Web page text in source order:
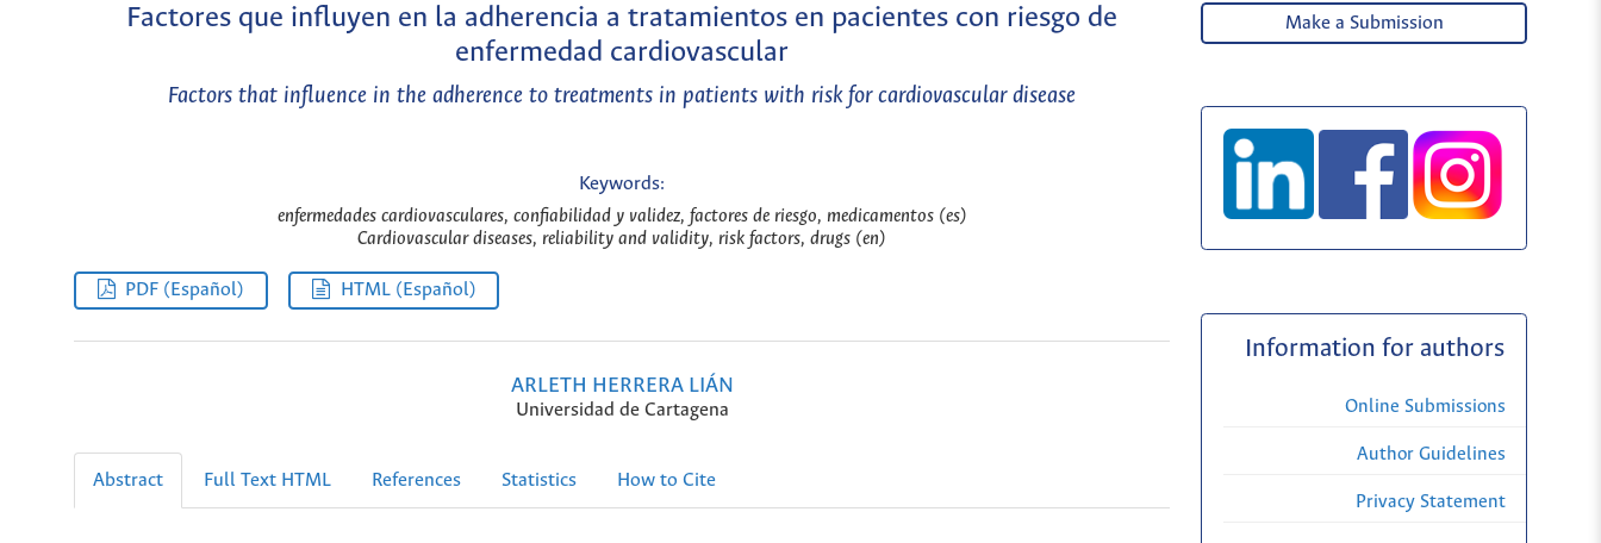
Factores que influyen en la adherencia a tratamientos en pacientes con riesgo de
enfermedad cardiovascular
Factors that influence in the adherence to treatments in patients with risk for cardiovascular disease
Keywords:
enfermedades cardiovasculares, confiabilidad y validez, factores de riesgo, medicamentos (es)
Cardiovascular diseases, reliability and validity, risk factors, drugs (en)
PDF (Español) HTML (Español)
ARLETH HERRERA LIÁN
Universidad de Cartagena
Abstract Full Text HTML References Statistics How to Cite
Make a Submission
Information for authors
Online Submissions
Author Guidelines
Privacy Statement